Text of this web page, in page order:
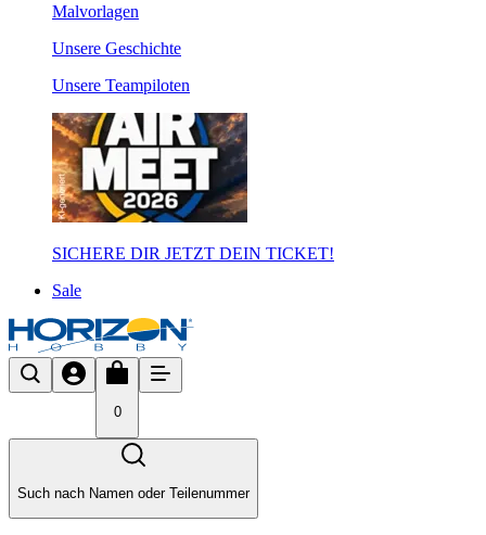
Malvorlagen
Unsere Geschichte
Unsere Teampiloten
SICHERE DIR JETZT DEIN TICKET!
Sale
0
Such nach Namen oder Teilenummer